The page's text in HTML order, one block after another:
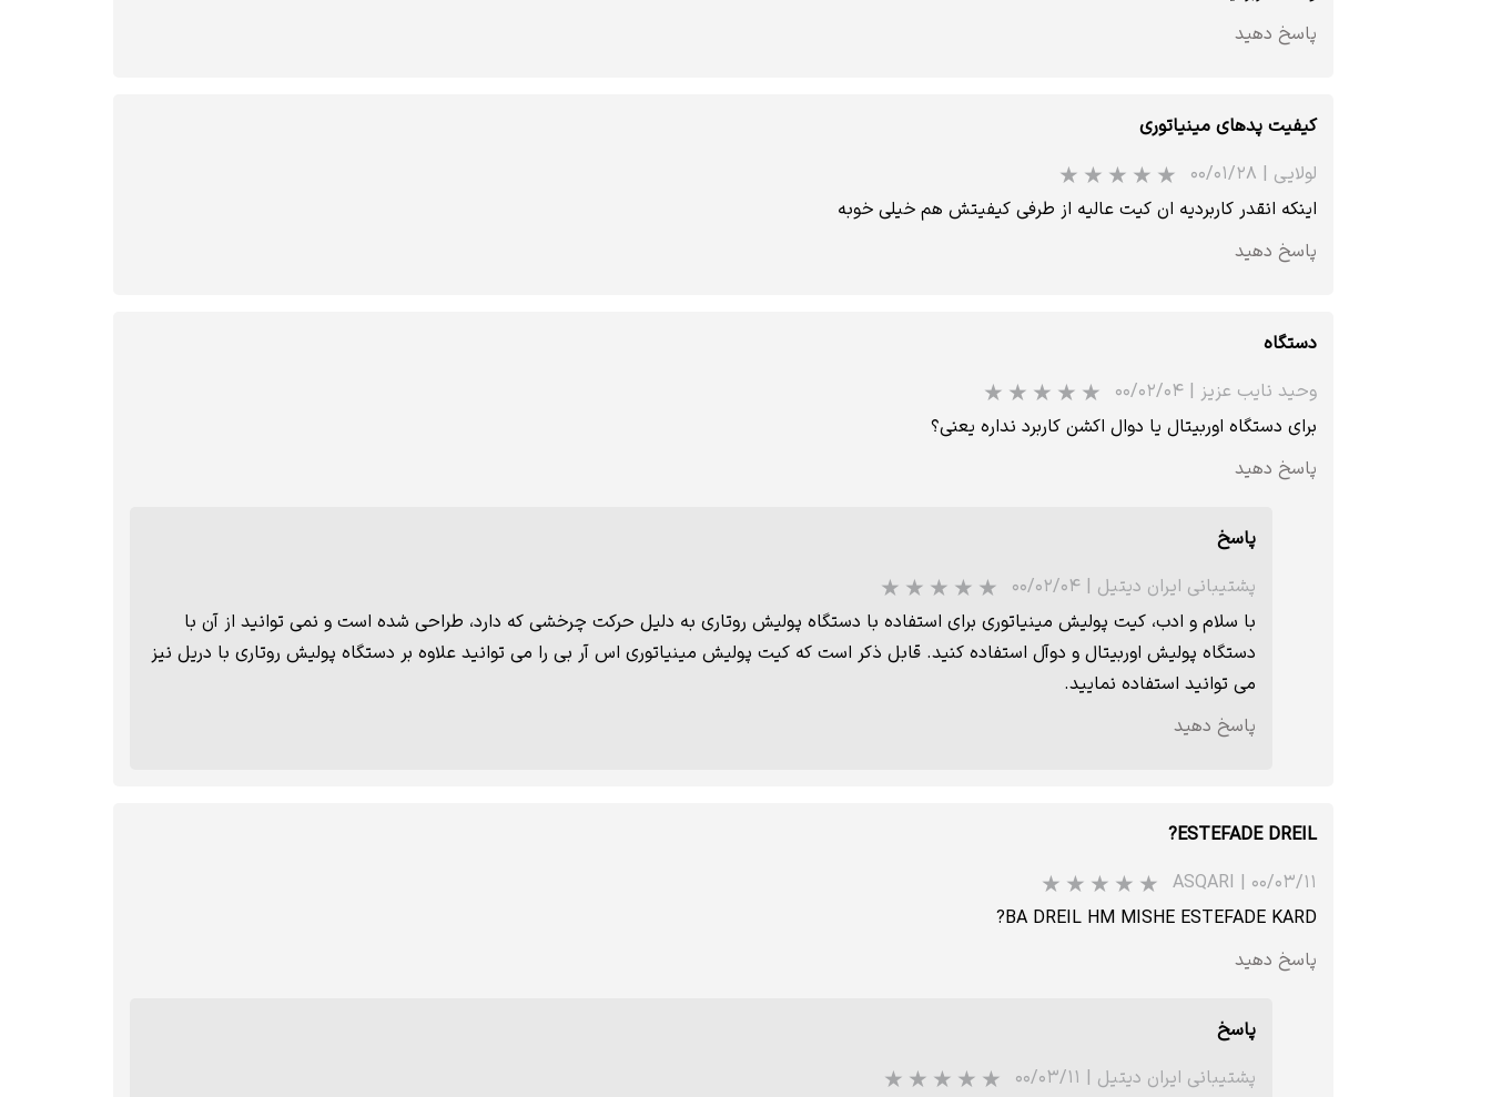
پاسخ دهید
کیفیت پدهای مینیاتوری
لولایی | ۰۰/۰۱/۲۸
اینکه انقدر کاربردیه ان کیت عالیه از طرفی کیفیتش هم خیلی خوبه
پاسخ دهید
دستگاه
وحید نایب عزیز | ۰۰/۰۲/۰۴
برای دستگاه اوربیتال یا دوال اکشن کاربرد نداره یعنی؟
پاسخ دهید
پاسخ
پشتیبانی ایران دیتیل | ۰۰/۰۲/۰۴
با سلام و ادب، کیت پولیش مینیاتوری برای استفاده با دستگاه پولیش روتاری به دلیل حرکت چرخشی که دارد، طراحی شده است و نمی توانید از آن با
دستگاه پولیش اوربیتال و دوآل استفاده کنید. قابل ذکر است که کیت پولیش مینیاتوری اس آر بی را می توانید علاوه بر دستگاه پولیش روتاری با دریل نیز
می توانید استفاده نمایید.
پاسخ دهید
ESTEFADE DREIL?
ASQARI | ۰۰/۰۳/۱۱
BA DREIL HM MISHE ESTEFADE KARD?
پاسخ دهید
پاسخ
پشتیبانی ایران دیتیل | ۰۰/۰۳/۱۱